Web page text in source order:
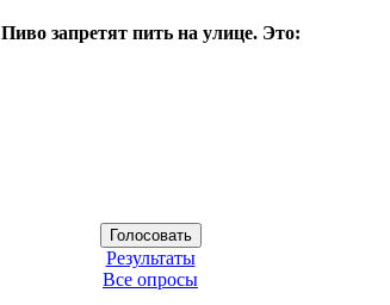
Пиво запретят пить на улице. Это:
Результаты
Все опросы